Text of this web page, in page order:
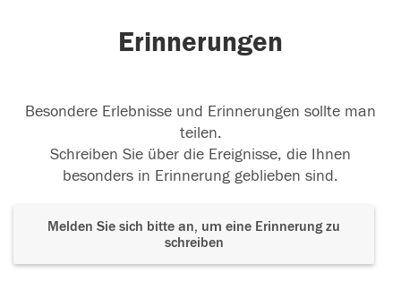
Erinnerungen
Besondere Erlebnisse und Erinnerungen sollte man
teilen.
Schreiben Sie über die Ereignisse, die Ihnen
besonders in Erinnerung geblieben sind.
Melden Sie sich bitte an, um eine Erinnerung zu
schreiben